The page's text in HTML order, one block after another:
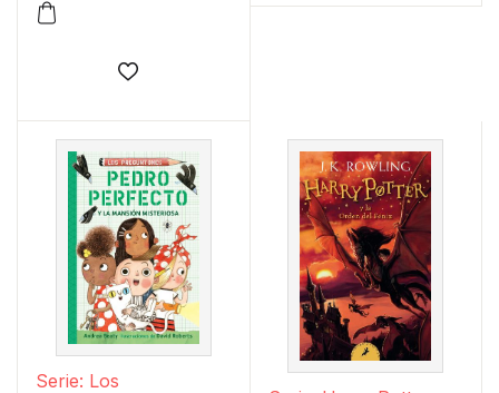
Añadir a la lista de deseos
Serie: Los